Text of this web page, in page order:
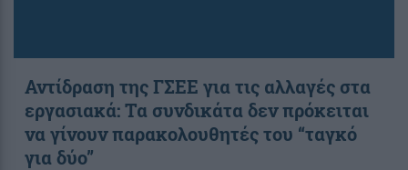
Αντίδραση της ΓΣΕΕ για τις αλλαγές στα
εργασιακά: Τα συνδικάτα δεν πρόκειται
να γίνουν παρακολουθητές του “ταγκό
για δύο”